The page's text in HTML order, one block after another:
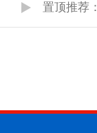
置顶推荐：